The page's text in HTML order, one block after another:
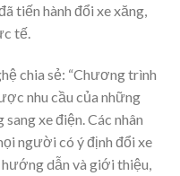
tiến hành đổi xe xăng,
tế.
chia sẻ: “Chương trình
nhu cầu của những
xe điện. Các nhân
người có ý định đổi xe
dẫn và giới thiệu,